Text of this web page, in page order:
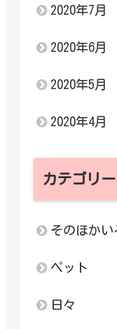
2020年7月
2020年6月
2020年5月
2020年4月
カテゴリー
そのほかい
ペット
日々